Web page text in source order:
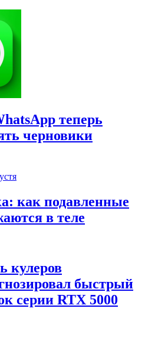
теперь
черновики
как подавленные
в теле
кулеров
быстрый
серии RTX 5000